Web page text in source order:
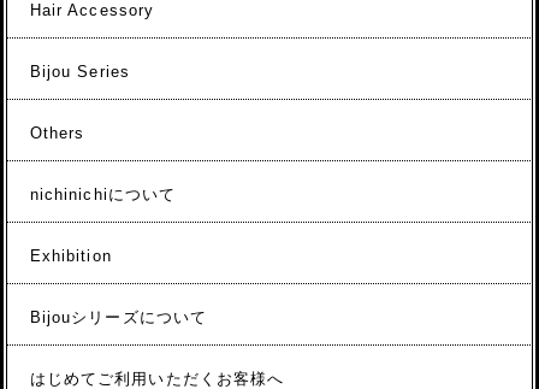
Hair Accessory
Bijou Series
Others
nichinichiについて
Exhibition
Bijouシリーズについて
はじめてご利用いただくお客様へ